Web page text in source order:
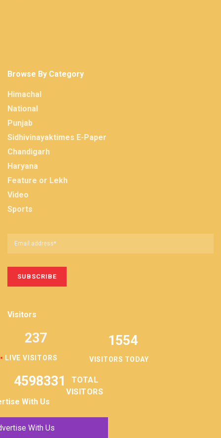
Browse By Category
Himachal
National
Punjab
Sidhivinayaktimes E-Paper
Chandigarh
Haryana
Feature or Lekh
Video
Sports
Visitors
LIVE VISITORS
237 1554
VISITORS TODAY
4598331
TOTAL
VISITORS
With Us
With Us